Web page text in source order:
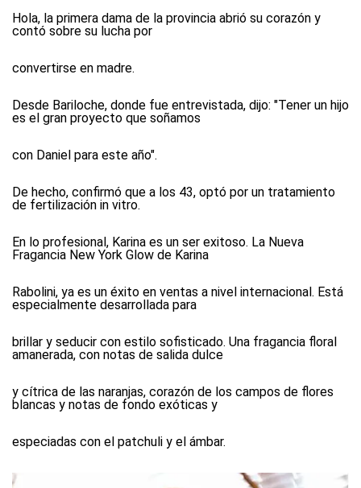
Hola, la primera dama de la provincia abrió su corazón y
contó sobre su lucha por
convertirse en madre.
Desde Bariloche, donde fue entrevistada, dijo: "Tener un hijo
es el gran proyecto que soñamos
con Daniel para este año".
De hecho, confirmó que a los 43, optó por un tratamiento
de fertilización in vitro.
En lo profesional, Karina es un ser exitoso. La Nueva
Fragancia New York Glow de Karina
Rabolini, ya es un éxito en ventas a nivel internacional. Está
especialmente desarrollada para
brillar y seducir con estilo sofisticado. Una fragancia floral
amanerada, con notas de salida dulce
y cítrica de las naranjas, corazón de los campos de flores
blancas y notas de fondo exóticas y
especiadas con el patchuli y el ámbar.